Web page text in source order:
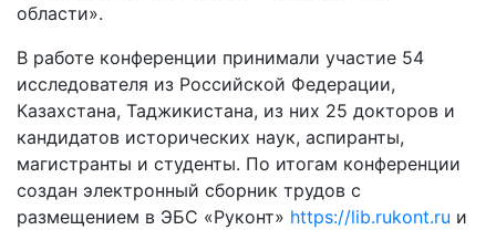
области».
В работе конференции принимали участие 54
исследователя из Российской Федерации,
Казахстана, Таджикистана, из них 25 докторов и
кандидатов исторических наук, аспиранты,
магистранты и студенты. По итогам конференции
создан электронный сборник трудов с
размещением в ЭБС «Руконт» https://lib.rukont.ru и